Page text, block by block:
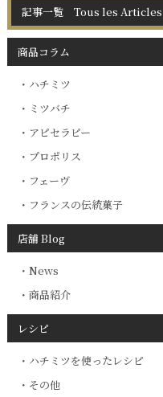
記事一覧 Tous les Articles
商品コラム
ハチミツ
ミツバチ
アピセラピー
プロポリス
フェーヴ
フランスの伝統菓子
店舗 Blog
News
商品紹介
レシピ
ハチミツを使ったレシピ
その他